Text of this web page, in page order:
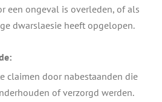
een ongeval is overleden, of als
dwarslaesie heeft opgelopen.
claimen door nabestaanden die
of verzorgd werden.